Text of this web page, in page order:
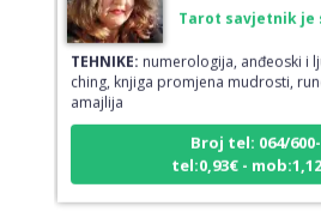
Tarot savjetnik je
TEHNIKE:numerologija, anđeoski i
ching, knjiga promjena mudrosti,
amajlija
Broj tel: 064/
tel:0,93€ -